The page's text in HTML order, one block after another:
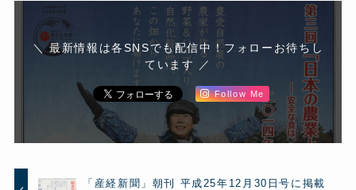
＼ 最新情報は各SNSでも配信中！フォローお待ちし
ています ／
Follow Me
「産経新聞」朝刊 平成25年12月30日号に掲載